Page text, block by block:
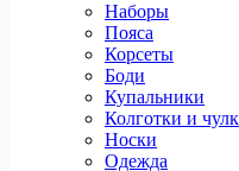
Наборы
Пояса
Корсеты
Боди
Купальники
Колготки и
Носки
Одежда